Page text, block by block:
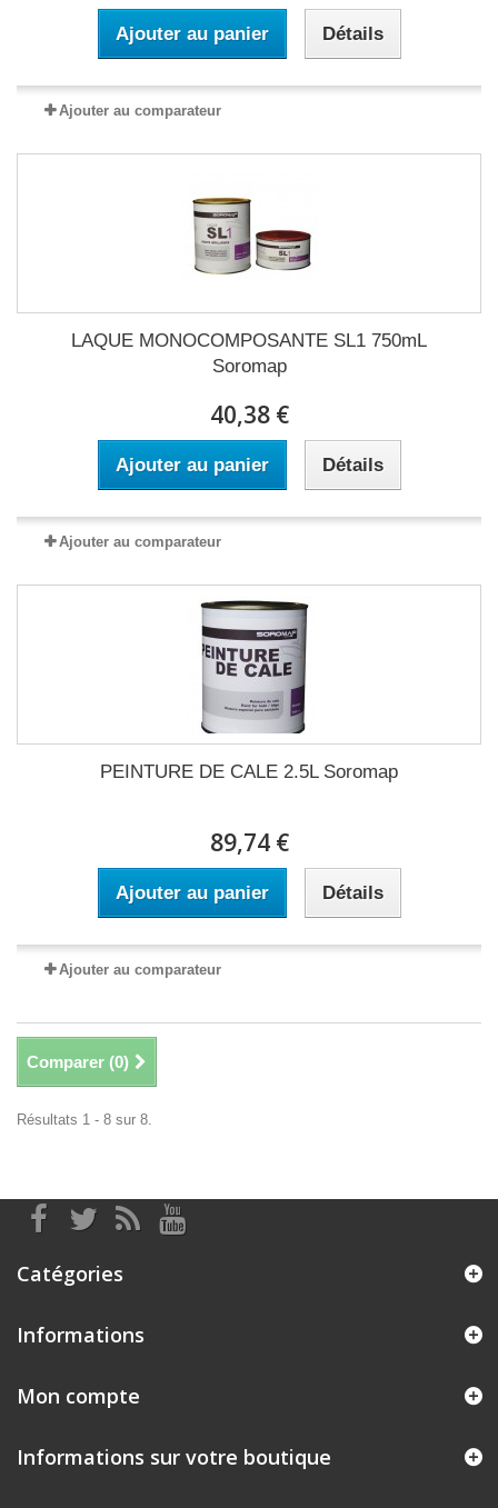
Ajouter au panier Détails
Ajouter au comparateur
LAQUE MONOCOMPOSANTE SL1 750mL
Soromap
40,38 €
Ajouter au panier Détails
Ajouter au comparateur
PEINTURE DE CALE 2.5L Soromap
89,74 €
Ajouter au panier Détails
Ajouter au comparateur
Comparer (0)
Résultats 1 - 8 sur 8.
Catégories
Informations
Mon compte
Informations sur votre boutique